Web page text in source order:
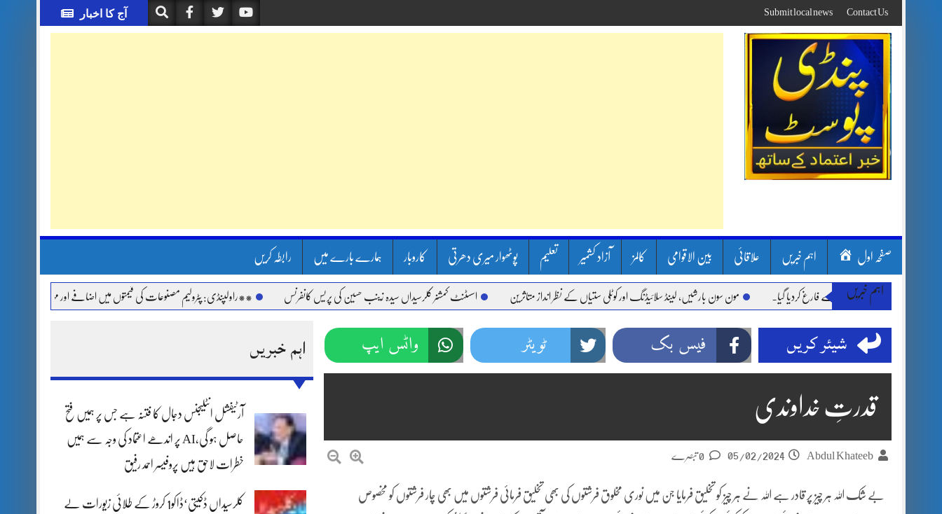
to
content
آج کا اخبار Contact Us
Submit local news
صفحہ اول اہم خبریں علاقائی بین الاقوامی کالمز آزاد کشمیر تعلیم پوٹھوار میری دھرتی کاروبار ہمارے بارے میں رابطہ کریں
اہم خبریں مون سون بارشیں، لینڈ سلائیڈنگ اور کوٹلی ستیاں کے نظر انداز متاثرین اسسٹنٹ کمشنر کلرسیداں سیدہ زینب حسین کی پریس کانفرنس **راولپنڈی: پٹرولیم مصنوعات کی قیمتوں میں اضافے اور مہنگائی کے خلاف
اہم خبریں
آرٹیفشل انٹلیجنس دجال کا فتنہ ہے جس پر ہمیں فتح
حاصل ہو گی،AI پر اندھے اعتماد کی وجہ سے ہمیں
خطرات لاحق ہیں پروفیسر احمد رفیق
کلرسیداں ڈکیتی‘ڈاکو1 کروڑ کے طلائی زیورات لے
شیئر کریں فیس بک ٹویٹر واٹس ایپ
قدرتِ خداوندی
Abdul Khateeb
05/02/2024
بے شک اللہ ہر چیز پر قادر ہے اللہ نے ہر چیز کو تخلیق فرمایا جن میں نوری مخلوق فرشتوں کی بھی تخلیق فرمائی فرشتوں میں بھی چار فرشتوں کو مخصوص